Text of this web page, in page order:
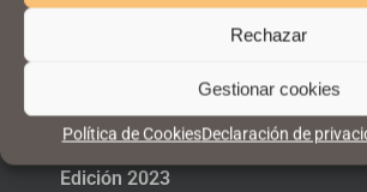
Rechazar
Gestionar cookies
Política de CookiesDeclaración de
App CM Málaga iOS
Edición 2024
Edición 2023